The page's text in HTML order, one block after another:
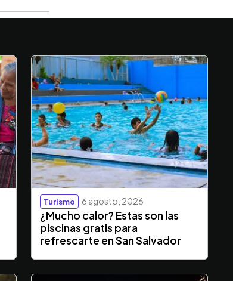
Turismo 6 agosto, 2026
¿Mucho calor? Estas son las
piscinas gratis para
refrescarte en San Salvador